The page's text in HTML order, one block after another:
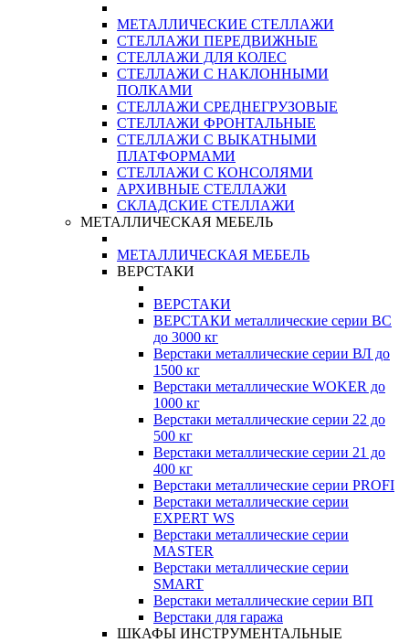
МЕТАЛЛИЧЕСКИЕ СТЕЛЛАЖИ
СТЕЛЛАЖИ ПЕРЕДВИЖНЫЕ
СТЕЛЛАЖИ ДЛЯ КОЛЕС
СТЕЛЛАЖИ С НАКЛОННЫМИ
ПОЛКАМИ
СТЕЛЛАЖИ СРЕДНЕГРУЗОВЫЕ
СТЕЛЛАЖИ ФРОНТАЛЬНЫЕ
СТЕЛЛАЖИ С ВЫКАТНЫМИ
ПЛАТФОРМАМИ
СТЕЛЛАЖИ С КОНСОЛЯМИ
АРХИВНЫЕ СТЕЛЛАЖИ
СКЛАДСКИЕ СТЕЛЛАЖИ
МЕТАЛЛИЧЕСКАЯ МЕБЕЛЬ
МЕТАЛЛИЧЕСКАЯ МЕБЕЛЬ
ВЕРСТАКИ
ВЕРСТАКИ
ВЕРСТАКИ металлические серии ВС
до 3000 кг
Верстаки металлические серии ВЛ до
1500 кг
Верстаки металлические WOKER до
1000 кг
Верстаки металлические серии 22 до
500 кг
Верстаки металлические серии 21 до
400 кг
Верстаки металлические серии PROFI
Верстаки металлические серии
EXPERT WS
Верстаки металлические серии
MASTER
Верстаки металлические серии
SMART
Верстаки металлические серии ВП
Верстаки для гаража
ШКАФЫ ИНСТРУМЕНТАЛЬНЫЕ